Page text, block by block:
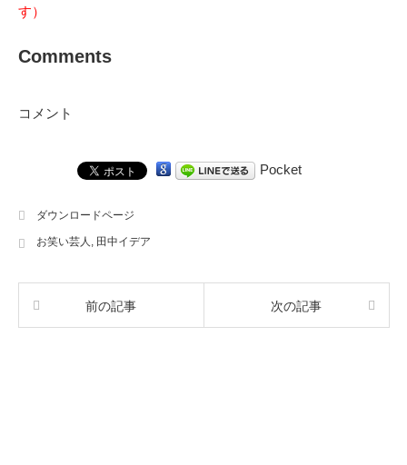
す）
Comments
コメント
Pocket
ダウンロードページ
お笑い芸人 田中イデア
前の記事 次の記事